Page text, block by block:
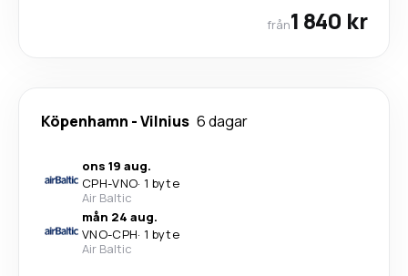
från1 840 kr
Köpenhamn -Vilnius 6 dagar
ons 19 aug.
CPH-VNO· 1 byte
Air Baltic
mån 24 aug.
VNO-CPH· 1 byte
Air Baltic